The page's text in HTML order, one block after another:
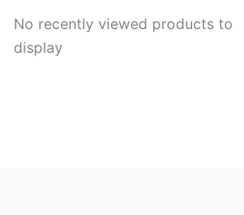
No recently viewed products to
display